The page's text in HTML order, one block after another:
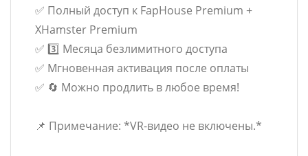
✅ Полный доступ к FapHouse Premium +
XHamster Premium
✅ 3️⃣ Месяца безлимитного доступа
✅ Мгновенная активация после оплаты
✅ 🔄 Можно продлить в любое время!
📌 Примечание: *VR-видео не включены.*